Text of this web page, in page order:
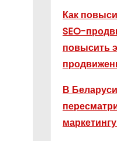
Как
SEO-
повысить
В